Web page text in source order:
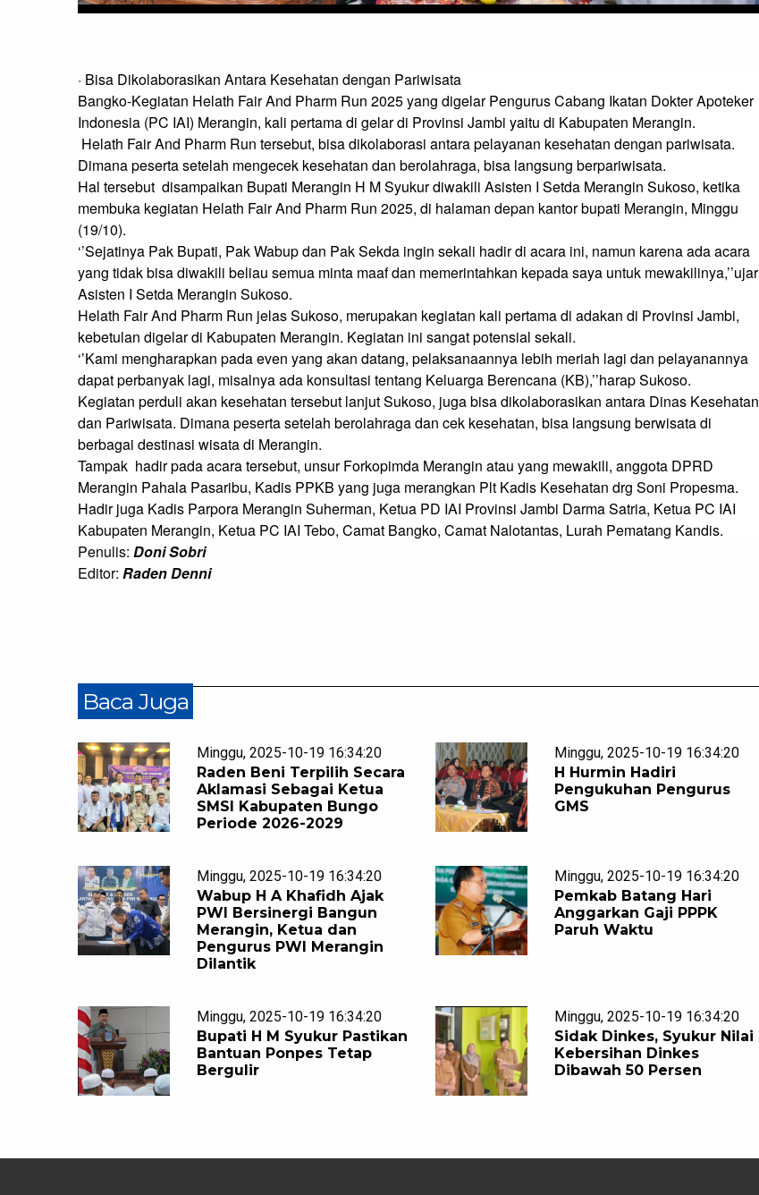
· Bisa Dikolaborasikan Antara Kesehatan dengan Pariwisata
Bangko-Kegiatan Helath Fair And Pharm Run 2025 yang digelar Pengurus Cabang Ikatan Dokter Apoteker
Indonesia (PC IAI) Merangin, kali pertama di gelar di Provinsi Jambi yaitu di Kabupaten Merangin.
Dimana peserta setelah mengecek kesehatan dan berolahraga, bisa langsung berpariwisata.
Hal tersebut  disampaikan Bupati Merangin H M Syukur diwakili Asisten I Setda Merangin Sukoso, ketika
membuka kegiatan Helath Fair And Pharm Run 2025, di halaman depan kantor bupati Merangin, Minggu
(19/10).
‘’Sejatinya Pak Bupati, Pak Wabup dan Pak Sekda ingin sekali hadir di acara ini, namun karena ada acara
yang tidak bisa diwakili beliau semua minta maaf dan memerintahkan kepada saya untuk mewakilinya,’’ujar
Asisten I Setda Merangin Sukoso.
Helath Fair And Pharm Run jelas Sukoso, merupakan kegiatan kali pertama di adakan di Provinsi Jambi,
kebetulan digelar di Kabupaten Merangin. Kegiatan ini sangat potensial sekali.
‘’Kami mengharapkan pada even yang akan datang, pelaksanaannya lebih meriah lagi dan pelayanannya
dapat perbanyak lagi, misalnya ada konsultasi tentang Keluarga Berencana (KB),’’harap Sukoso.
Kegiatan perduli akan kesehatan tersebut lanjut Sukoso, juga bisa dikolaborasikan antara Dinas Kesehatan
dan Pariwisata. Dimana peserta setelah berolahraga dan cek kesehatan, bisa langsung berwisata di
berbagai destinasi wisata di Merangin.
Tampak  hadir pada acara tersebut, unsur Forkopimda Merangin atau yang mewakili, anggota DPRD
Merangin Pahala Pasaribu, Kadis PPKB yang juga merangkan Plt Kadis Kesehatan drg Soni Propesma.
Hadir juga Kadis Parpora Merangin Suherman, Ketua PD IAI Provinsi Jambi Darma Satria, Ketua PC IAI
Kabupaten Merangin, Ketua PC IAI Tebo, Camat Bangko, Camat Nalotantas, Lurah Pematang Kandis.
Penulis: Doni Sobri
Editor: Raden Denni
Baca Juga
Minggu, 2025-10-19 16:34:20
Raden Beni Terpilih Secara
Aklamasi Sebagai Ketua
SMSI Kabupaten Bungo
Periode 2026-2029
Minggu, 2025-10-19 16:34:20
H Hurmin Hadiri
Pengukuhan Pengurus
GMS
Minggu, 2025-10-19 16:34:20
Wabup H A Khafidh Ajak
PWI Bersinergi Bangun
Merangin, Ketua dan
Pengurus PWI Merangin
Dilantik
Minggu, 2025-10-19 16:34:20
Pemkab Batang Hari
Anggarkan Gaji PPPK
Paruh Waktu
Minggu, 2025-10-19 16:34:20
Bupati H M Syukur Pastikan
Bantuan Ponpes Tetap
Bergulir
Minggu, 2025-10-19 16:34:20
Sidak Dinkes, Syukur Nilai
Kebersihan Dinkes
Dibawah 50 Persen